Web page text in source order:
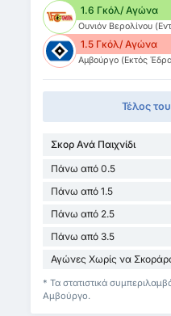
1.6 Γκόλ/ Αγώνα
Ουνιόν Βερολίνου
1.5 Γκόλ/ Αγώνα
Αμβούργο (Εκτός
Τέλος
Σκορ Ανά Παιχνίδι
Πάνω από 0.5
Πάνω από 1.5
Πάνω από 2.5
Πάνω από 3.5
Αγώνες Χωρίς να
* Τα στατιστικά
Αμβούργο.